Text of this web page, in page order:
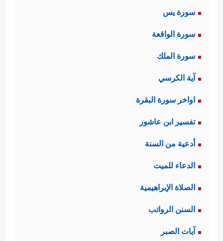
سورة يس
سورة الواقعة
سورة الملك
آية الكرسي
اواخر سورة البقرة
تفسير ابن عاشور
أدعية من السنة
الدعاء للميت
الصلاة الإبراهيمية
السنن الرواتب
آيات الصبر